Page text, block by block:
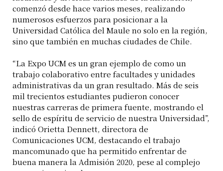
comenzó desde hace varios meses, realizando
numerosos esfuerzos para posicionar a la
Universidad Católica del Maule no solo en la región,
sino que también en muchas ciudades de Chile.
“La Expo UCM es un gran ejemplo de como un
trabajo colaborativo entre facultades y unidades
administrativas da un gran resultado. Más de seis
mil trecientos estudiantes pudieron conocer
nuestras carreras de primera fuente, mostrando el
sello de espíritu de servicio de nuestra Universidad”,
indicó Orietta Dennett, directora de
Comunicaciones UCM, destacando el trabajo
mancomunado que ha permitido enfrentar de
buena manera la Admisión 2020, pese al complejo